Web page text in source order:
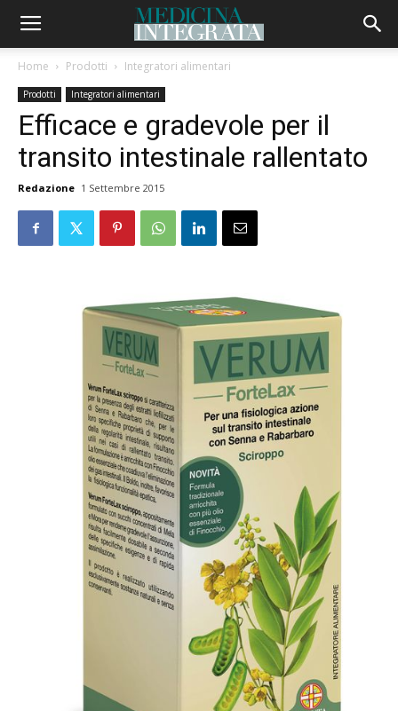
Home Prodotti Integratori alimentari
Prodotti Integratori alimentari
Efficace e gradevole per il
transito intestinale rallentato
Redazione 1 Settembre 2015